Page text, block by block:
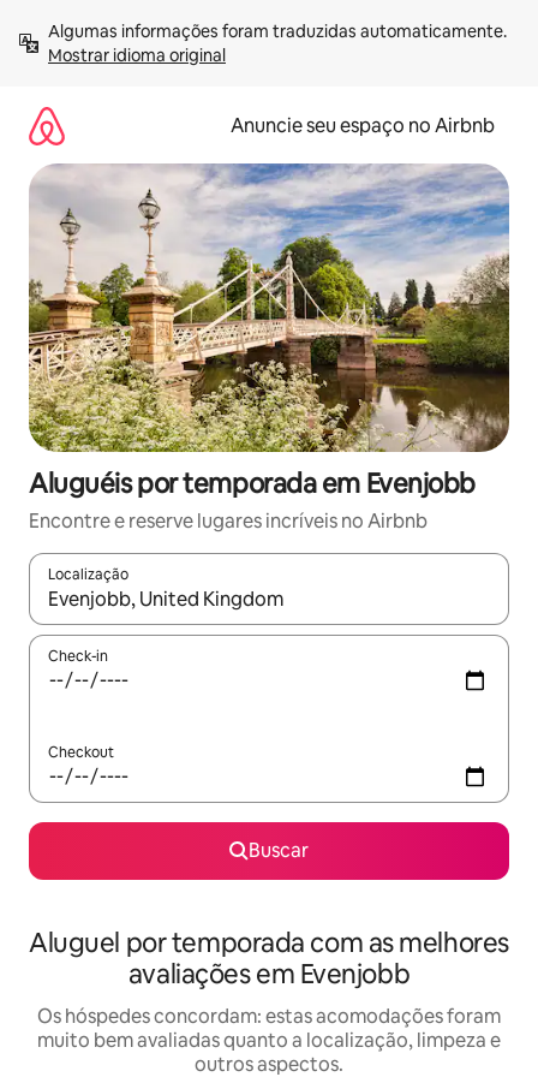
para
Mostrar idioma original
Anuncie seu espaço no Airbnb
Aluguéis por temporada em Evenjobb
Encontre e reserve lugares incríveis no Airbnb
Localização
Quando os resultados estiverem disponíveis, explore-os
Check-in
Checkout
Buscar
Aluguel por temporada com as melhores
avaliações em Evenjobb
Os hóspedes concordam: estas acomodações foram
muito bem avaliadas quanto a localização, limpeza e
outros aspectos.